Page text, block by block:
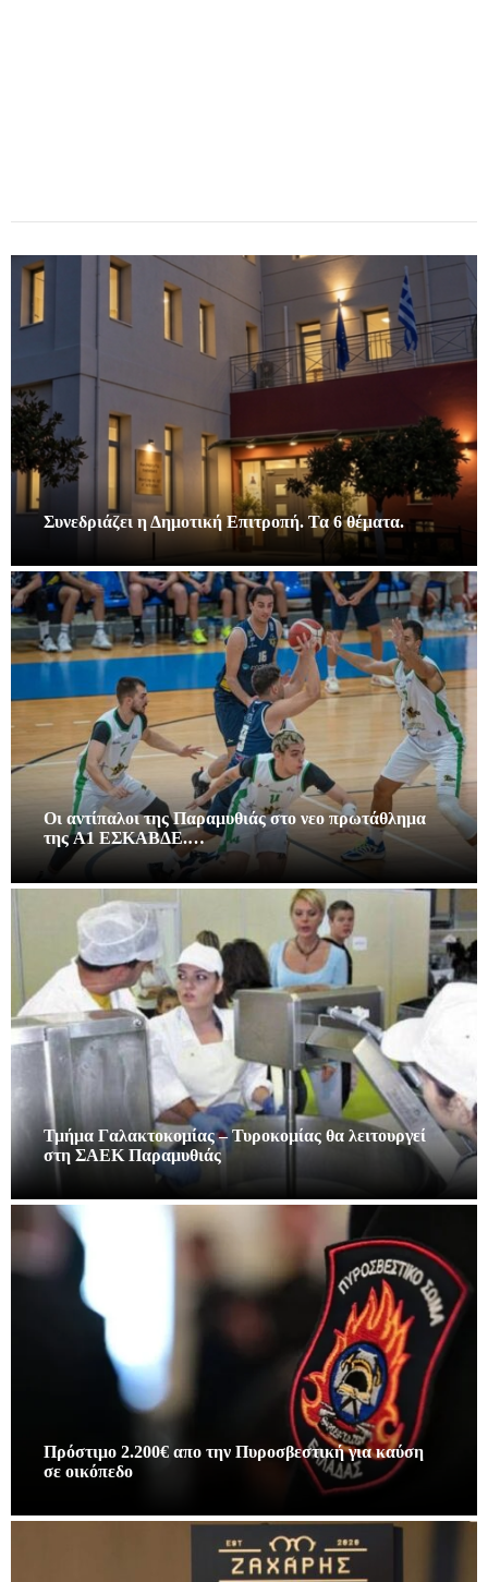
Συνεδριάζει η Δημοτική Επιτροπή. Τα 6 θέματα.
Οι αντίπαλοι της Παραμυθιάς στο νεο πρωτάθλημα
της A1 ΕΣΚΑΒΔΕ.…
Τμήμα Γαλακτοκομίας – Τυροκομίας θα λειτουργεί
στη ΣΑΕΚ Παραμυθιάς
Πρόστιμο 2.200€ απο την Πυροσβεστική για καύση
σε οικόπεδο